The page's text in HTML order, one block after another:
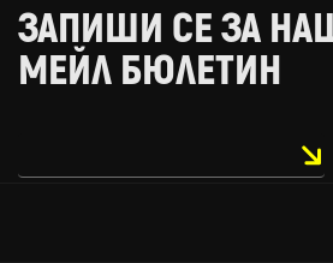
ЗАПИШИ СЕ ЗА
МЕЙЛ БЮЛЕТИН